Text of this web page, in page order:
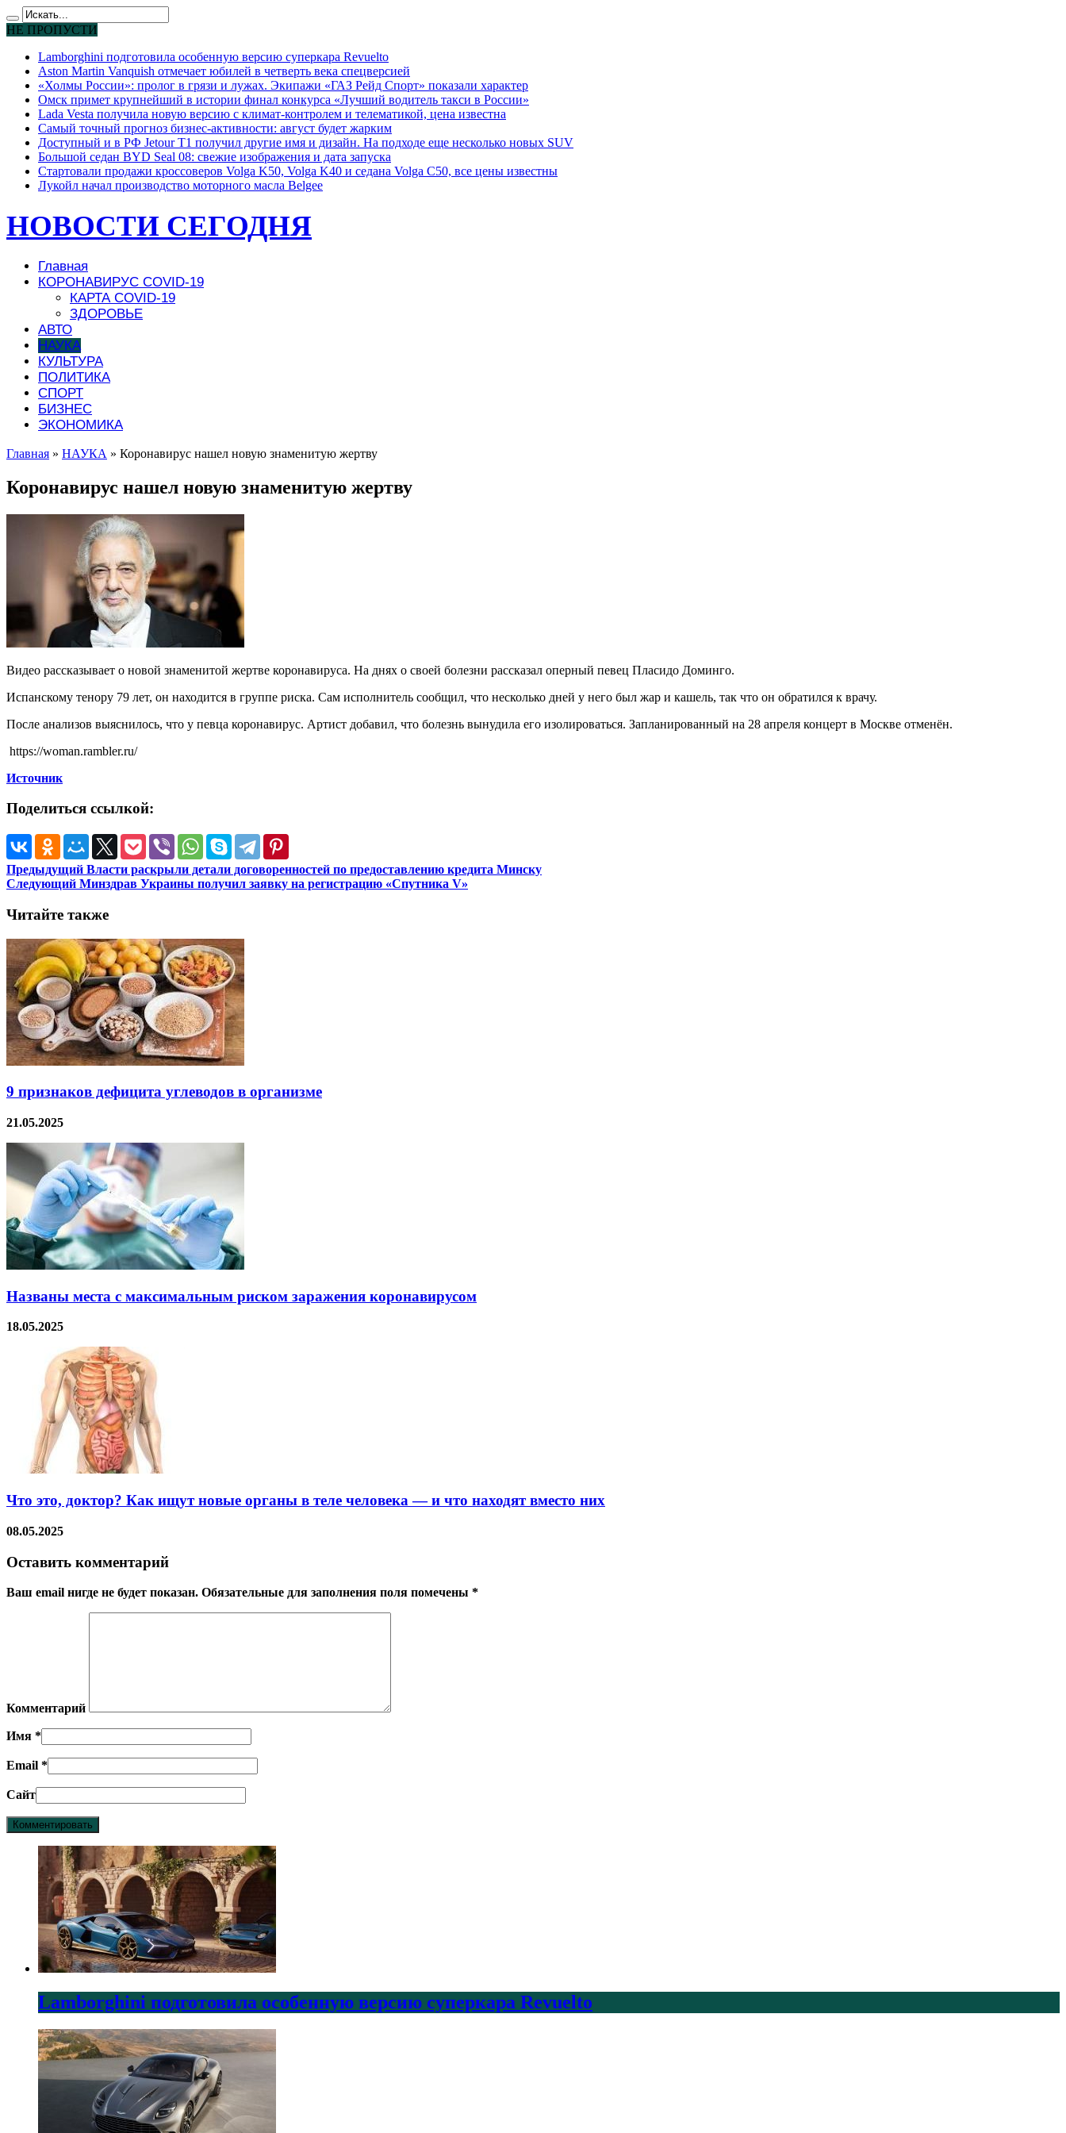
НЕ ПРОПУСТИ
Lamborghini подготовила особенную версию суперкара Revuelto
Aston Martin Vanquish отмечает юбилей в четверть века спецверсией
«Холмы России»: пролог в грязи и лужах. Экипажи «ГАЗ Рейд Спорт» показали характер
Омск примет крупнейший в истории финал конкурса «Лучший водитель такси в России»
Lada Vesta получила новую версию с климат-контролем и телематикой, цена известна
Самый точный прогноз бизнес-активности: август будет жарким
Доступный и в РФ Jetour T1 получил другие имя и дизайн. На подходе еще несколько новых SUV
Большой седан BYD Seal 08: свежие изображения и дата запуска
Стартовали продажи кроссоверов Volga K50, Volga K40 и седана Volga C50, все цены известны
Лукойл начал производство моторного масла Belgee
НОВОСТИ СЕГОДНЯ
Главная
КОРОНАВИРУС COVID-19
КАРТА COVID-19
ЗДОРОВЬЕ
АВТО
НАУКА
КУЛЬТУРА
ПОЛИТИКА
СПОРТ
БИЗНЕС
ЭКОНОМИКА
Главная » НАУКА » Коронавирус нашел новую знаменитую жертву
Коронавирус нашел новую знаменитую жертву
Видео рассказывает о новой знаменитой жертве коронавируса. На днях о своей болезни рассказал оперный певец Пласидо Доминго.
Испанскому тенору 79 лет, он находится в группе риска. Сам исполнитель сообщил, что несколько дней у него был жар и кашель, так что он обратился к врачу.
После анализов выяснилось, что у певца коронавирус. Артист добавил, что болезнь вынудила его изолироваться. Запланированный на 28 апреля концерт в Москве отменён.
https://woman.rambler.ru/
Источник
Поделиться ссылкой:
Предыдущий Власти раскрыли детали договоренностей по предоставлению кредита Минску
Следующий Минздрав Украины получил заявку на регистрацию «Спутника V»
Читайте также
9 признаков дефицита углеводов в организме
21.05.2025
Названы места с максимальным риском заражения коронавирусом
18.05.2025
Что это, доктор? Как ищут новые органы в теле человека — и что находят вместо них
08.05.2025
Оставить комментарий
Ваш email нигде не будет показан. Обязательные для заполнения поля помечены *
Комментарий
Имя *
Email *
Сайт
Lamborghini подготовила особенную версию суперкара Revuelto